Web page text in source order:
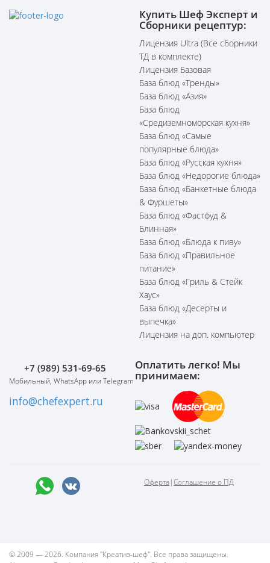
Купить Шеф Эксперт и
Сборники рецептур:
Лицензия Ultra (Все сборники
ТД в комплекте)
Лицензия Базовая
База блюд «Тренды»
База блюд «Азия»
База блюд
«Средиземноморская кухня»
База блюд «Самые
популярные блюда»
База блюд «Русская кухня»
База блюд «Недорогие блюда»
База блюд «Банкетные блюда
& Фуршеты»
База блюд «Фастфуд &
Блинная»
База блюд «Блюда к пиву»
База блюд «Правильное
питание»
База блюд «Гриль & Стейк
Хаус»
База блюд «Десерты и
выпечка»
Лицензия на доп. компьютер
+7 (989) 531-69-65
Мобильный, WhatsApp или Telegram
info@chefexpert.ru
Оплатить легко! Мы
принимаем:
Оферта|Соглашение о ПД
© 2009 — 2026. Компания "Креатив-шеф". Все права защищены.